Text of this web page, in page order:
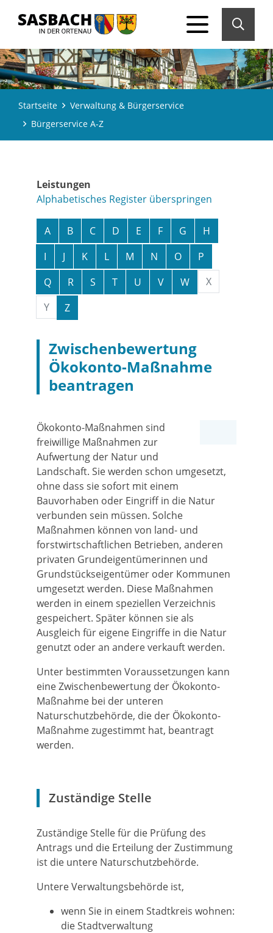
Startseite
Verwaltung & Bürgerservice
Bürgerservice A-Z
Leistungen
Alphabetisches Register überspringen
A B C D E F G
H
I
J K L M N O
P
Q
R S T U V W
X
Y
Z
Zwischenbewertung
Ökokonto-Maßnahme
beantragen
Ökokonto-Maßnahmen sind
freiwillige Maßnahmen zur
Aufwertung der Natur und
Landschaft. Sie werden schon umgesetzt,
ohne dass sie sofort mit einem
Bauvorhaben oder Eingriff in die Natur
verbunden sein müssen. Solche
Maßnahmen können von land- und
forstwirtschaftlichen Betrieben, anderen
privaten Grundeigentümerinnen und
Grundstückseigentümer oder Kommunen
umgesetzt werden. Diese Maßnahmen
werden in einem speziellen Verzeichnis
gespeichert. Später können sie als
Ausgleich für eigene Eingriffe in die Natur
genutzt oder an andere verkauft werden.
Unter bestimmten Voraussetzungen kann
eine Zwischenbewertung der Ökokonto-
Maßnahme bei der unteren
Naturschutzbehörde, die der Ökokonto-
Maßnahme zugestimmt hat, beantragt
werden.
Zuständige Stelle
Zuständige Stelle für die Prüfung des
Antrags und die Erteilung der Zustimmung
ist die untere Naturschutzbehörde.
Untere Verwaltungsbehörde ist,
wenn Sie in einem Stadtkreis wohnen:
die Stadtverwaltung